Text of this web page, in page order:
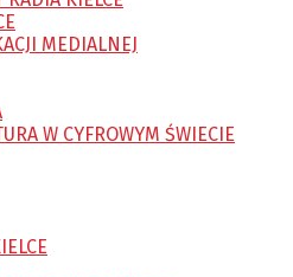
MEDIALNEJ
W CYFROWYM ŚWIECIE